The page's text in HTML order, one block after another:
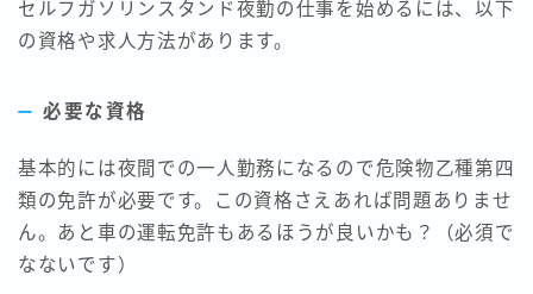
セルフガソリンスタンド夜勤の仕事を始めるには、以下
の資格や求人方法があります。
必要な資格
基本的には夜間での一人勤務になるので危険物乙種第四
類の免許が必要です。この資格さえあれば問題ありませ
ん。あと車の運転免許もあるほうが良いかも？（必須で
なないです）